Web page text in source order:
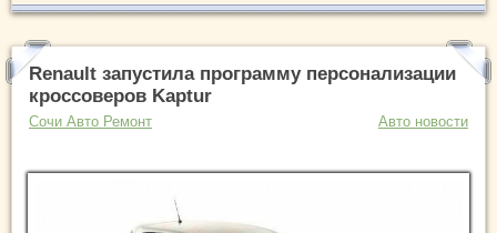
Renault запустила программу персонализации
кроссоверов Kaptur
Сочи Авто Ремонт Авто новости